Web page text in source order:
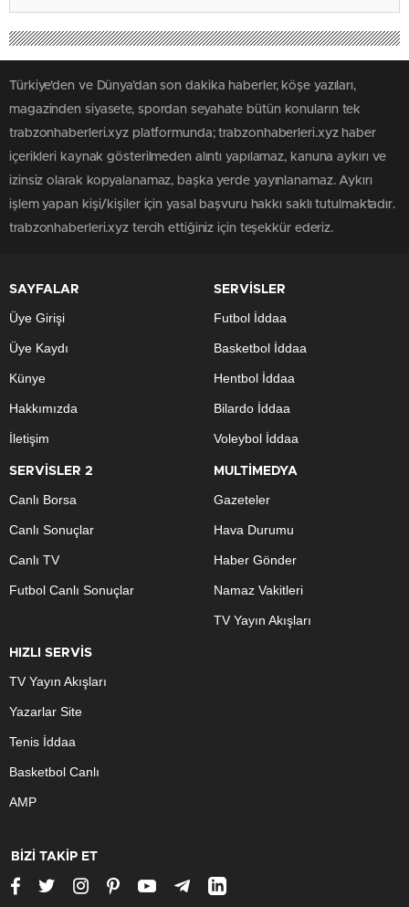
Türkiye'den ve Dünya’dan son dakika haberler, köşe yazıları,
magazinden siyasete, spordan seyahate bütün konuların tek
trabzonhaberleri.xyz platformunda; trabzonhaberleri.xyz haber
içerikleri kaynak gösterilmeden alıntı yapılamaz, kanuna aykırı ve
izinsiz olarak kopyalanamaz, başka yerde yayınlanamaz. Aykırı
işlem yapan kişi/kişiler için yasal başvuru hakkı saklı tutulmaktadır.
trabzonhaberleri.xyz tercih ettiğiniz için teşekkür ederiz.
SAYFALAR
Üye Girişi
Üye Kaydı
Künye
Hakkımızda
İletişim
SERVİSLER
Futbol İddaa
Basketbol İddaa
Hentbol İddaa
Bilardo İddaa
Voleybol İddaa
SERVİSLER 2
Canlı Borsa
Canlı Sonuçlar
Canlı TV
Futbol Canlı Sonuçlar
MULTİMEDYA
Gazeteler
Hava Durumu
Haber Gönder
Namaz Vakitleri
TV Yayın Akışları
HIZLI SERVİS
TV Yayın Akışları
Yazarlar Site
Tenis İddaa
Basketbol Canlı
AMP
BİZİ TAKİP ET